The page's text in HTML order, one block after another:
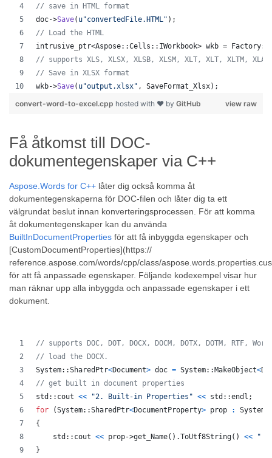
// save in HTML format
doc->Save( u"convertedFile.HTML" );
// Load the HTML
intrusive_ptr<Aspose::Cells::IWorkbook> wkb =
// supports XLS, XLSX, XLSB, XLSM, XLT, XLT, XLTM,
// Save in XLSX format
wkb->Save( u"output.xlsx" , SaveFormat_Xlsx);
view raw
convert-word-to-excel.cpp hosted with ❤ by GitHub
Få åtkomst till DOC-
dokumentegenskaper via C++
Aspose.Words for C++ låter dig också komma åt
dokumentegenskaperna för DOC-filen och låter dig ta ett
välgrundat beslut innan konverteringsprocessen. För att komma
åt dokumentegenskaper kan du använda
BuiltInDocumentProperties för att få inbyggda egenskaper och
[CustomDocumentProperties](https://
reference.aspose.com/words/cpp/class/
för att få anpassade egenskaper. Följande kodexempel visar hur
man räknar upp alla inbyggda och anpassade egenskaper i ett
dokument.
// supports DOC, DOT, DOCX, DOCM, DOTX, DOTM, RTF,
// load the DOCX.
System::SharedPtr<Document> doc = System:: MakeObject<
// get built in document properties
std :: cout << "2. Built-in Properties" << std ::endl ;
for
(System::SharedPtr<DocumentProperty> prop :
{
std :: cout << prop->get_Name( ) .ToUtf8String( ) <<
" :
}